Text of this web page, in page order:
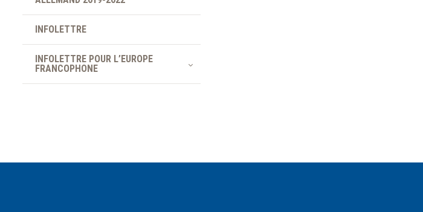
INFOLETTRE
INFOLETTRE POUR L’EUROPE
FRANCOPHONE